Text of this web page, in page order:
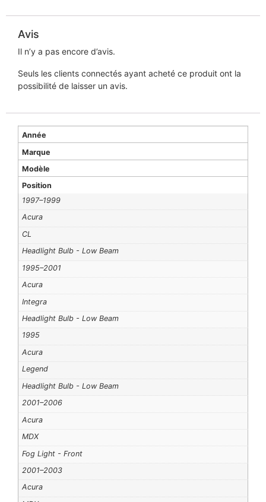
Avis
Il n’y a pas encore d’avis.
Seuls les clients connectés ayant acheté ce produit ont la
possibilité de laisser un avis.
Année
Marque
Modèle
Position
1997–1999
Acura
CL
Headlight Bulb - Low Beam
1995–2001
Acura
Integra
Headlight Bulb - Low Beam
1995
Acura
Legend
Headlight Bulb - Low Beam
2001–2006
Acura
MDX
Fog Light - Front
2001–2003
Acura